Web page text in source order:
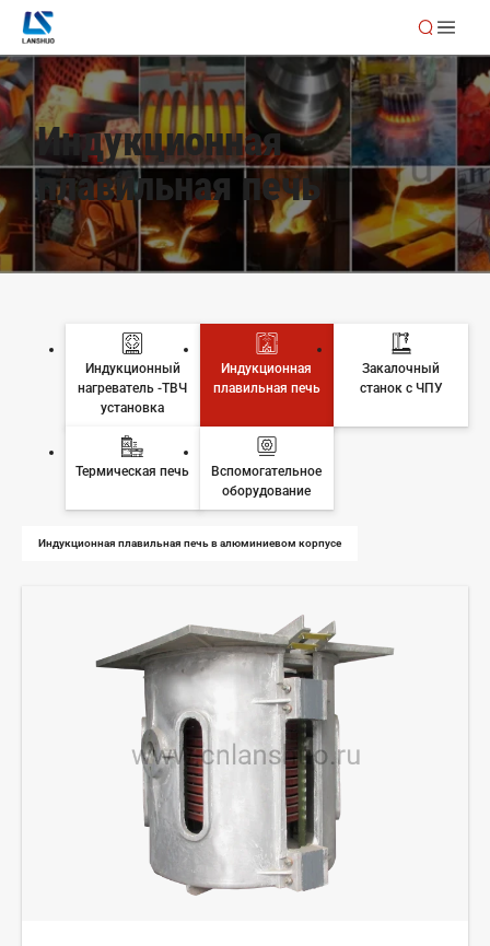
Индукционная
плавильная печь
Индукционный
нагреватель -ТВЧ
установка
Индукционная
плавильная печь
Закалочный
станок с ЧПУ
Термическая печь
Вспомогательное
оборудование
Индукционная плавильная печь в алюминиевом корпусе